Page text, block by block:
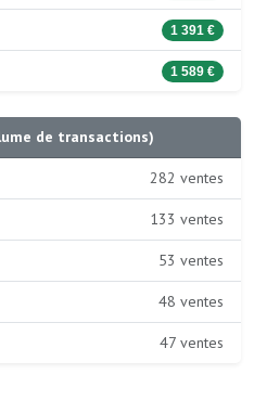
1 391 €
1 589 €
de transactions)
282 ventes
133 ventes
53 ventes
48 ventes
47 ventes